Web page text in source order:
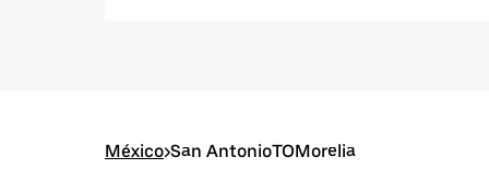
México>San AntonioTOMorelia